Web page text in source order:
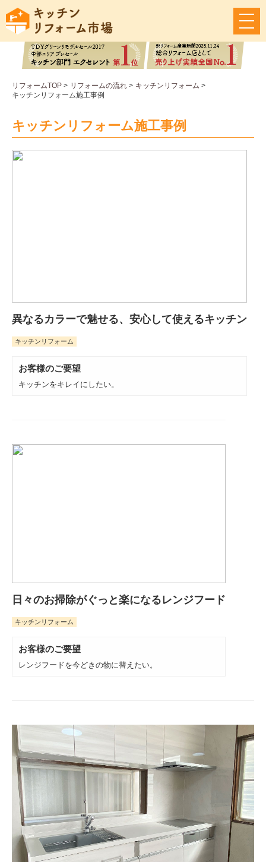
メ
ニ
リフォームTOP > リフォームの流れ > キッチンリフォーム >
キッチンリフォーム施工事例
キッチンリフォーム施工事例
異なるカラーで魅せる、安心して使えるキッチン
キッチンリフォーム
お客様のご要望
キッチンをキレイにしたい。
日々のお掃除がぐっと楽になるレンジフード
キッチンリフォーム
お客様のご要望
レンジフードを今どきの物に替えたい。